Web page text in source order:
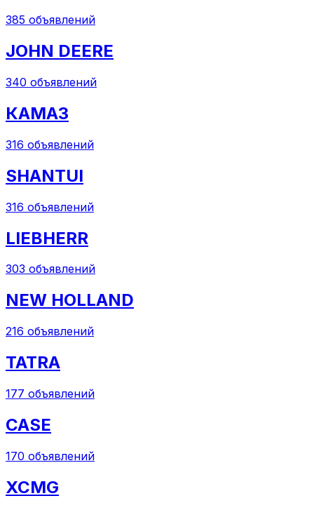
385 объявлений
JOHN DEERE
340 объявлений
КАМАЗ
316 объявлений
SHANTUI
316 объявлений
LIEBHERR
303 объявлений
NEW HOLLAND
216 объявлений
TATRA
177 объявлений
CASE
170 объявлений
XCMG